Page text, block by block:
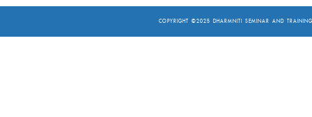
COPYRIGHT ©2025 DHARMNITI SEMINAR AND